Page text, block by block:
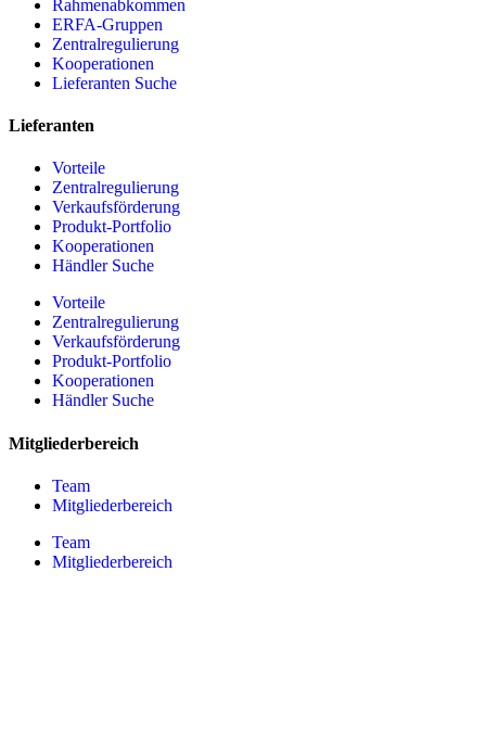
Rahmenabkommen
ERFA-Gruppen
Zentralregulierung
Kooperationen
Lieferanten Suche
Lieferanten
Vorteile
Zentralregulierung
Verkaufsförderung
Produkt-Portfolio
Kooperationen
Händler Suche
Vorteile
Zentralregulierung
Verkaufsförderung
Produkt-Portfolio
Kooperationen
Händler Suche
Mitgliederbereich
Team
Mitgliederbereich
Team
Mitgliederbereich